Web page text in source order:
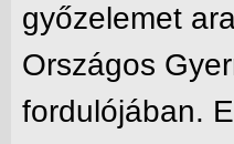
győzelemet
Országos
fordulójában.